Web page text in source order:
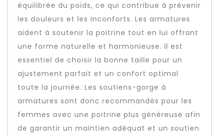
équilibrée du poids, ce qui contribue à prévenir
les douleurs et les inconforts. Les armatures
aident à soutenir la poitrine tout en lui offrant
une forme naturelle et harmonieuse. Il est
essentiel de choisir la bonne taille pour un
ajustement parfait et un confort optimal
toute la journée. Les soutiens-gorge à
armatures sont donc recommandés pour les
femmes avec une poitrine plus généreuse afin
de garantir un maintien adéquat et un soutien